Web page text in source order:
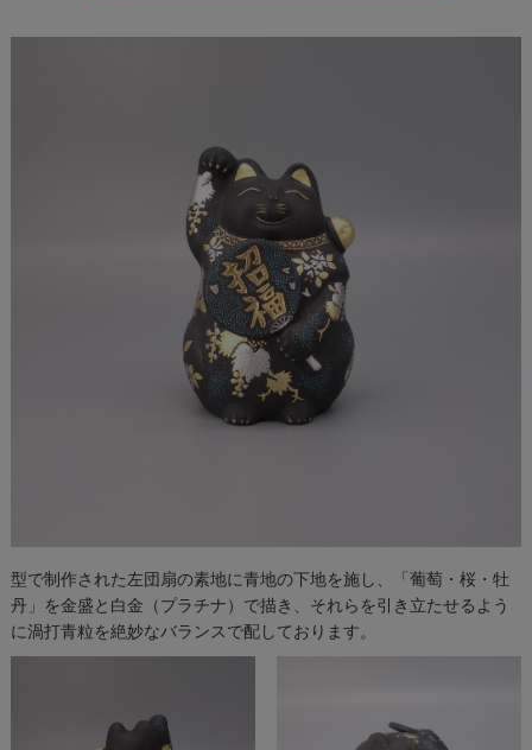
型で制作された左団扇の素地に青地の下地を施し、「葡萄・桜・牡
丹」を金盛と白金（プラチナ）で描き、それらを引き立たせるよう
に渦打青粒を絶妙なバランスで配しております。